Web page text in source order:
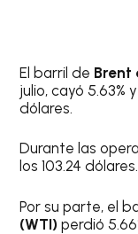
El barril de Brent
julio, cayó 5.63%
dólares.
Durante las
los 103.24 dólares.
Por su parte, el
(WTI) perdió